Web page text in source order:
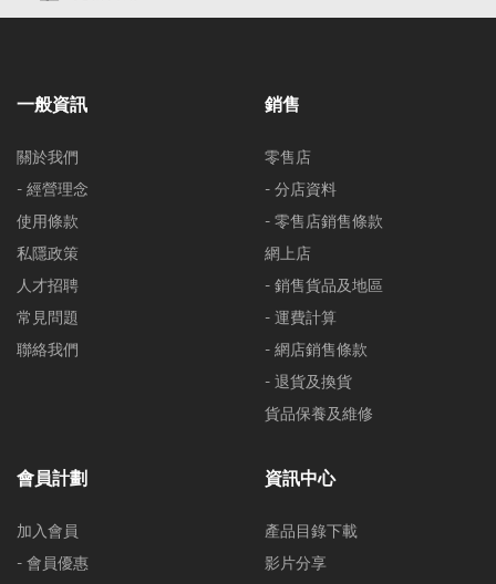
一般資訊
關於我們
- 經營理念
使用條款
私隱政策
人才招聘
常見問題
聯絡我們
銷售
零售店
- 分店資料
- 零售店銷售條款
網上店
- 銷售貨品及地區
- 運費計算
- 網店銷售條款
- 退貨及換貨
貨品保養及維修
會員計劃
加入會員
- 會員優惠
資訊中心
產品目錄下載
影片分享